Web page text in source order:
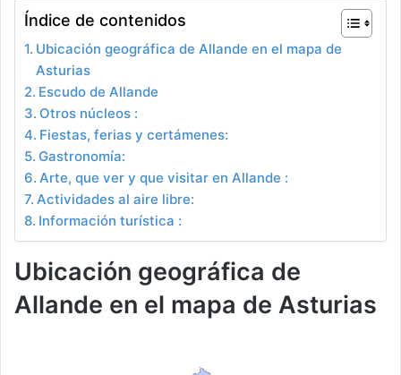
Índice de contenidos
Ubicación geográfica de Allande en el mapa de
Asturias
Escudo de Allande
Otros núcleos :
Fiestas, ferias y certámenes:
Gastronomía:
Arte, que ver y que visitar en Allande :
Actividades al aire libre:
Información turística :
Ubicación geográfica de
Allande en el mapa de Asturias